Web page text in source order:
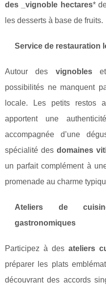
des _vignoble hectares*
les desserts à base de fruits.
Service de restauration
Autour des vignobleset
possibilités ne manquent
locale. Les petits restos
apportent une
accompagnée d’une
spécialité des domaines
un parfait complément à
promenade au charme
Ateliers de
gastronomiques
Participez à desateliers
préparer les plats
découvrant des accords